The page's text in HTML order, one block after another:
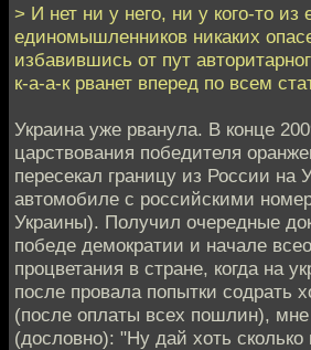
> И нет ни у него, ни у кого-то из
единомышленников никаких
избавившись от пут
к-а-а-к рванет вперед по всем
Украина уже рванула. В конце
царствования победителя
пересекал границу из России на
автомобиле с российскими
Украины). Получил очередные
победе демократии и начале
процветания в стране, когда на
после провала попытки содрать
(после оплаты всех пошлин), мне
(дословно): "Ну дай хоть сколько